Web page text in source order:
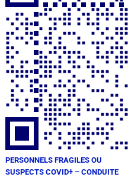
PERSONNELS FRAGILES OU
SUSPECTS COVID+ – CONDUITE